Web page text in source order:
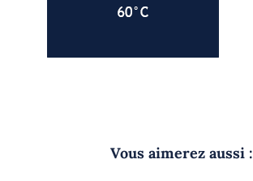
Vous aimerez aussi :